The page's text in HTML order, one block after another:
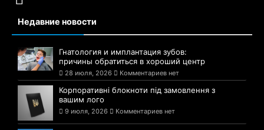
Недавние новости
Гнатология и имплантация зубов:
причины обратиться в хороший центр
28 июля, 2026 Комментариев нет
Корпоративні блокноти під замовлення з
вашим лого
9 июля, 2026 Комментариев нет